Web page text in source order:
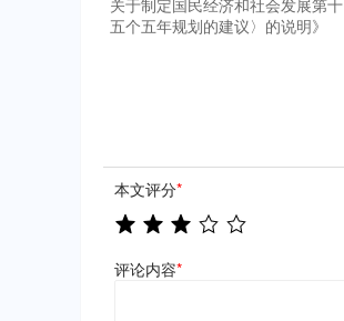
五个五年规划的建议〉的说明》
本文评分*
评论内容*